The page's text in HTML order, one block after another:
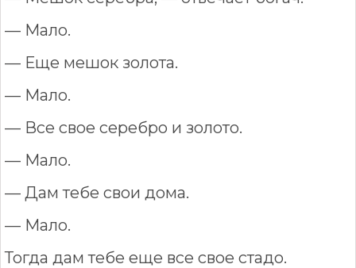
— Мало.
— Еще мешок золота.
— Мало.
— Все свое серебро и золото.
— Мало.
— Дам тебе свои дома.
— Мало.
Тогда дам тебе еще все свое стадо.